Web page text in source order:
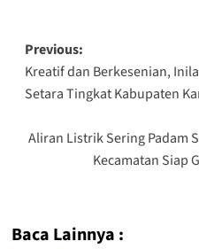
Previous:
Kreatif dan Berkesenian,
Setara Tingkat Kabupaten
Aliran Listrik Sering Padam
Kecamatan Siap
Baca Lainnya :